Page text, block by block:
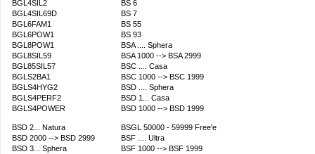
BGL4SIL2
BGL4SIL69D
BGL6FAM1
BGL6POW1
BGL8POW1
BGL8SIL59
BGL85SIL57
BGLS2BA1
BGLS4HYG2
BGLS4PERF2
BGLS4POWER
BS 6
BS 7
BS 55
BS 93
BSA .... Sphera
BSA 1000 --> BSA 2999
BSC .... Casa
BSC 1000 --> BSC 1999
BSD .... Sphera
BSD 1... Casa
BSD 1000 --> BSD 1999
BSD 2... Natura
BSD 2000 --> BSD 2999
BSD 3... Sphera
BSGL 50000 - 59999 Free'e
BSF .... Ultra
BSF 1000 --> BSF 1999